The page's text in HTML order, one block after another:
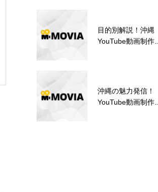
目的別解説！沖縄
YouTube動画制作ガ
沖縄の魅力発信！
YouTube動画制作の
沖縄YouTube動画制
作で成功する秘訣と
沖縄で映像案件を依
頼するなら必見！動